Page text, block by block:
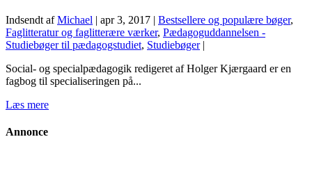
Indsendt afMichael | apr 3, 2017 | Bestsellere og populære bøger,
Faglitteratur og faglitterære værker, Pædagoguddannelsen -
Studiebøger til pædagogstudiet, Studiebøger|
Social- og specialpædagogik redigeret af Holger Kjærgaard er en
fagbog til specialiseringen på...
Læs mere
Annonce